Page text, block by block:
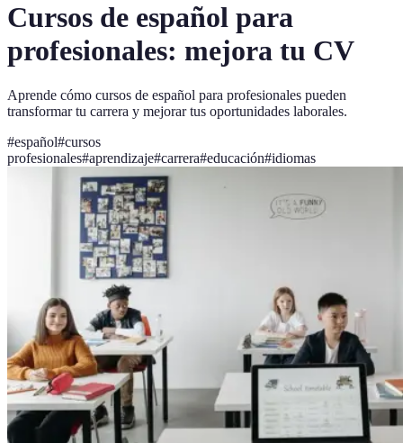
Cursos de español para
profesionales: mejora tu CV
Aprende cómo cursos de español para profesionales pueden
transformar tu carrera y mejorar tus oportunidades laborales.
#español#cursos
profesionales#aprendizaje#carrera#educación#idiomas